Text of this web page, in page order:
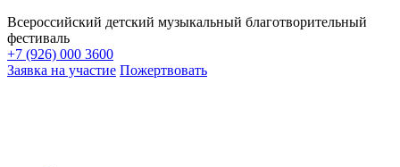
Всероссийский детский музыкальный благотворительный
фестиваль
+7 (926) 000 3600
Заявка на участие Пожертвовать